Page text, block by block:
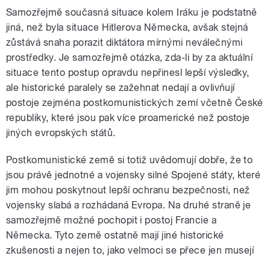
Samozřejmě současná situace kolem Iráku je podstatně
jiná, než byla situace Hitlerova Německa, avšak stejná
zůstává snaha porazit diktátora mírnými neválečnými
prostředky. Je samozřejmě otázka, zda-li by za aktuální
situace tento postup opravdu nepřinesl lepší výsledky,
ale historické paralely se zažehnat nedají a ovlivňují
postoje zejména postkomunistických zemí včetně České
republiky, které jsou pak více proamerické než postoje
jiných evropských států.
Postkomunistické země si totiž uvědomují dobře, že to
jsou právě jednotné a vojensky silné Spojené státy, které
jim mohou poskytnout lepší ochranu bezpečnosti, než
vojensky slabá a rozhádaná Evropa. Na druhé straně je
samozřejmě možné pochopit i postoj Francie a
Německa. Tyto země ostatně mají jiné historické
zkušenosti a nejen to, jako velmoci se přece jen musejí